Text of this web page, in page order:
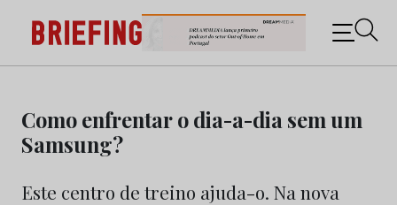
content
Briefing: Todas as notícias sobre os negócios do
Marketing e da Publicidade
Como enfrentar o dia-a-dia sem um
Samsung?
Este centro de treino ajuda-o. Na nova